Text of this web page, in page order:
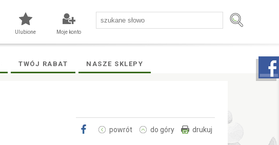
Moje konto
Ulubione
TWÓJ RABAT NASZE SKLEPY
powrót do góry drukuj